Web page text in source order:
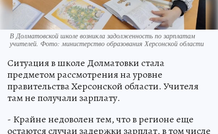
В Долматовской школе возникла задолженность по зарплатам
учителей. Фото: министерство образования Херсонской области
Ситуация в школе Долматовки стала
предметом рассмотрения на уровне
правительства Херсонской области. Учителя
там не получали зарплату.
- Крайне недоволен тем, что в регионе еще
остаются случаи задержки зарплат, в том числе